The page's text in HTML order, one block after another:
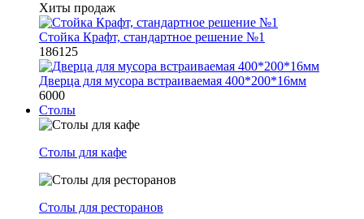
Хиты продаж
Стойка Крафт, стандартное решение №1
186125
Дверца для мусора встраиваемая 400*200*16мм
6000
Столы
Столы для кафе
Столы для ресторанов